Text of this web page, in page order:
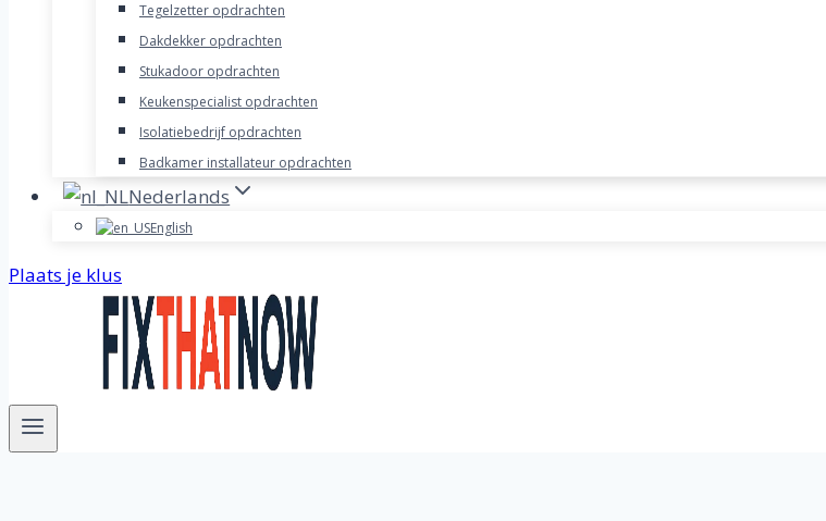
Tegelzetter opdrachten
Dakdekker opdrachten
Stukadoor opdrachten
Keukenspecialist opdrachten
Isolatiebedrijf opdrachten
Badkamer installateur opdrachten
Nederlands
English
Plaats je klus